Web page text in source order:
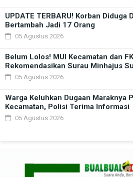
UPDATE TERBARU! Korban Diduga
Bertambah Jadi 17 Orang
05 Agustus 2026
Belum Lolos! MUI Kecamatan dan
Rekomendasikan Surau Minhajus
05 Agustus 2026
Warga Keluhkan Dugaan Maraknya
Kecamatan, Polisi Terima Informasi
05 Agustus 2026